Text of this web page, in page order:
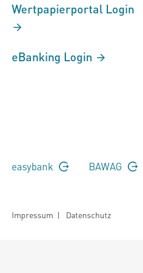
Wertpapierportal Login
eBanking Login
easybank BAWAG
Impressum | Datenschutz